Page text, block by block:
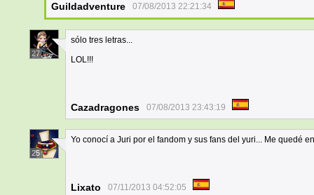
Guildadventure 07/08/2013 22:21:34
27
sólo tres letras...
LOL!!!
Cazadragones 07/08/2013 23:43:19
25
Yo conocí a Juri por el fandom y sus fans del yuri... Me quedé
Lixato 07/11/2013 04:52:05